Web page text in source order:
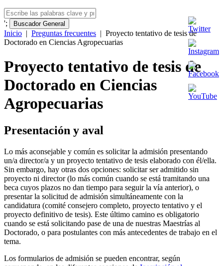
'; Buscador General
Inicio | Preguntas frecuentes | Proyecto tentativo de tesis de
Doctorado en Ciencias Agropecuarias
Proyecto tentativo de tesis de
Doctorado en Ciencias
Agropecuarias
Presentación y aval
Lo más aconsejable y común es solicitar la admisión presentando
un/a director/a y un proyecto tentativo de tesis elaborado con él/ella.
Sin embargo, hay otras dos opciones: solicitar ser admitido sin
proyecto ni director (lo más común cuando se está tramitando una
beca cuyos plazos no dan tiempo para seguir la vía anterior), o
presentar la solicitud de admisión simultáneamente con la
candidatura (comité consejero completo, proyecto tentativo y el
proyecto definitivo de tesis). Este último camino es obligatorio
cuando se está solicitando pase de una de nuestras Maestrías al
Doctorado, o para postulantes con más antecedentes de trabajo en el
tema.
Los formularios de admisión se pueden encontrar, según